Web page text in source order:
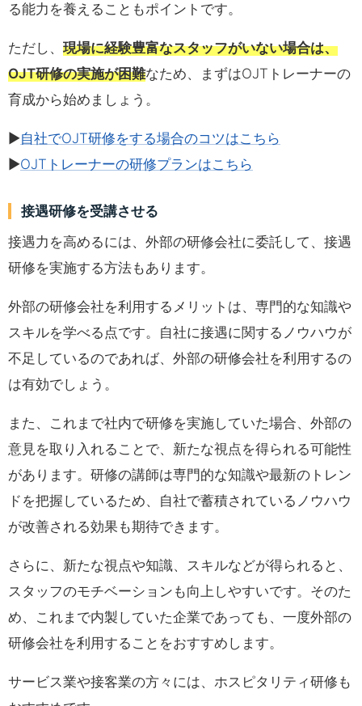
る能力を養えることもポイントです。
ただし、 現場に経験豊富なスタッフがいない場合は、
OJT研修の実施が困難なため、まずはOJTトレーナーの
育成から始めましょう。
▶自社でOJT研修をする場合のコツはこちら
▶OJTトレーナーの研修プランはこちら
接遇研修を受講させる
接遇力を高めるには、外部の研修会社に委託して、接遇
研修を実施する方法もあります。
外部の研修会社を利用するメリットは、専門的な知識や
スキルを学べる点です。自社に接遇に関するノウハウが
不足しているのであれば、外部の研修会社を利用するの
は有効でしょう。
また、これまで社内で研修を実施していた場合、外部の
意見を取り入れることで、新たな視点を得られる可能性
があります。研修の講師は専門的な知識や最新のトレン
ドを把握しているため、自社で蓄積されているノウハウ
が改善される効果も期待できます。
さらに、新たな視点や知識、スキルなどが得られると、
スタッフのモチベーションも向上しやすいです。そのた
め、これまで内製していた企業であっても、一度外部の
研修会社を利用することをおすすめします。
サービス業や接客業の方々には、ホスピタリティ研修も